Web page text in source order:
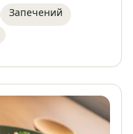
тушкована в
томатному
обіду
Запечений